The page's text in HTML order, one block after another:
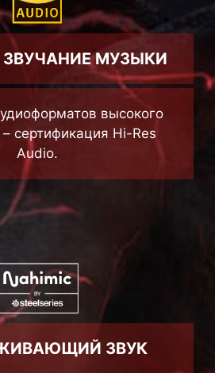
МУЗЫКИ
высокого
сертификация Hi-Res
Audio.
ЗВУК